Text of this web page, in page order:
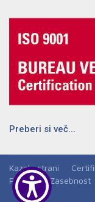
Preberi si več...
Kazalo strani
Piškotki
Zasebnost